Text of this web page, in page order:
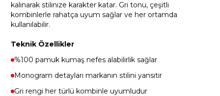
kalınarak stilinize karakter katar. Gri tonu, çeşitli
kombinlerle rahatça uyum sağlar ve her ortamda
kullanılabilir.
Teknik Özellikler
%100 pamuk kumaş nefes alabilirlik sağlar
Monogram detayları markanın stilini yansıtır
Gri rengi her türlü kombinle uyumludur